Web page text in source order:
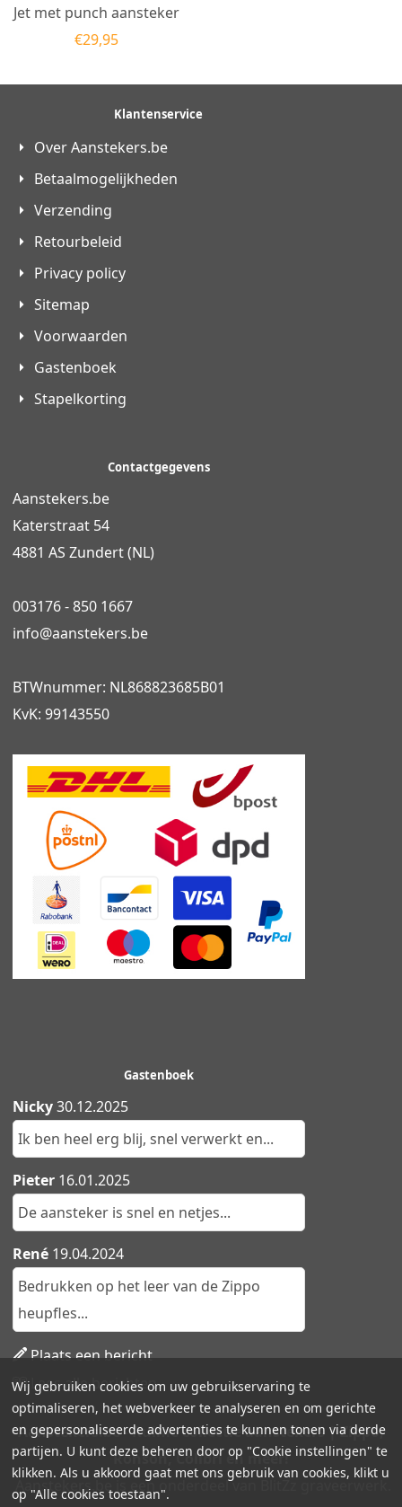
Jet met punch aansteker
€29,95
Klantenservice
Over Aanstekers.be
Betaalmogelijkheden
Verzending
Retourbeleid
Privacy policy
Sitemap
Voorwaarden
Gastenboek
Stapelkorting
Contactgegevens
Aanstekers.be
Katerstraat 54
4881 AS Zundert (NL)
003176 - 850 1667
info@aanstekers.be
BTWnummer: NL868823685B01
KvK: 99143550
Gastenboek
Nicky30.12.2025
Ik ben heel erg blij, snel verwerkt en...
Pieter 16.01.2025
De aansteker is snel en netjes...
René 19.04.2024
Bedrukken op het leer van de Zippo
heupfles...
Plaats een bericht
Lees alle berichten
Aanstekers.be - Ruime collectie aanstekers | Zippo,
Ronson, Colibri en meer!
Aanstekers.be is een onderdeel van BlitZz graveerwerk.
Wij gebruiken cookies om uw gebruikservaring te
optimaliseren, het webverkeer te analyseren en om gerichte
en gepersonaliseerde advertenties te kunnen tonen via derde
partijen. U kunt deze beheren door op "Cookie instellingen" te
klikken. Als u akkoord gaat met ons gebruik van cookies, klikt u
op "Alle cookies toestaan".